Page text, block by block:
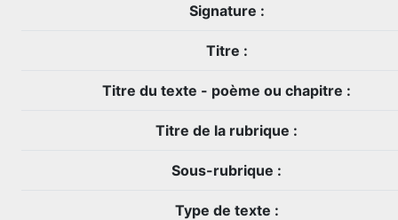
Signature :
Titre :
Titre du texte - poème ou chapitre :
Titre de la rubrique :
Sous-rubrique :
Type de texte :